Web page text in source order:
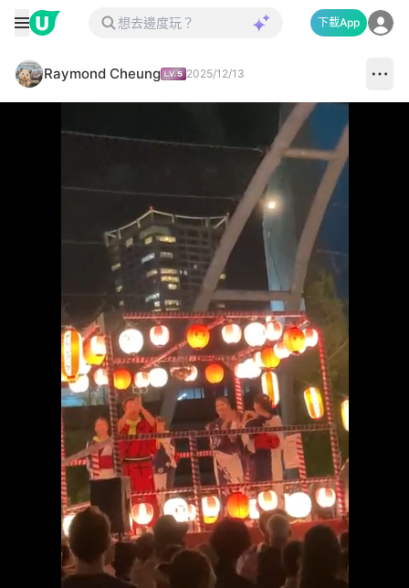
下載App
Raymond Cheung 2025/12/13